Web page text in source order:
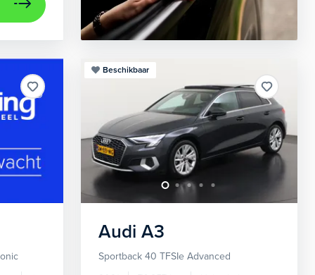
Beschikbaar
Audi A3
Sportback 40 TFSIe Advanced